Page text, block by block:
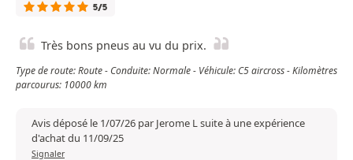
5/5
Très bons pneus au vu du prix.
Type de route: Route - Conduite: Normale - Véhicule: C5 aircross - Kilomètres
parcourus: 10000 km
Avis déposé le 1/07/26 par Jerome L suite à une expérience
d'achat du 11/09/25
Signaler